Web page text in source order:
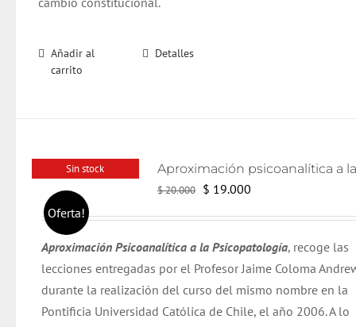
Añadir al
carrito
Detalles
Sin stock
Oferta!
$20.000 El
era:
$ 20.000.
$ 19.000El
es:
$ 19.000.
Aproximación Psicoanalítica a la Psicopatología, recoge las
lecciones entregadas por el Profesor Jaime Coloma
durante la realización del curso del mismo nombre en la
Pontificia Universidad Católica de Chile, el año 2006. A lo